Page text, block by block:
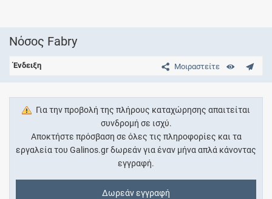
Νόσος Fabry
Μοιραστείτε
Ένδειξη
Για την προβολή της πλήρους καταχώρησης απαιτείται
συνδρομή σε ισχύ.
Αποκτήστε πρόσβαση σε όλες τις πληροφορίες και τα
εργαλεία του Galinos.gr δωρεάν για έναν μήνα απλά κάνοντας
εγγραφή.
Δωρεάν εγγραφή